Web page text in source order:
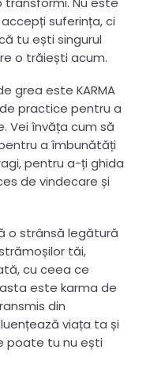
suferința, ci
tu ești singurul
o trăiești acum.
grea este KARMA
practice pentru a
Vei învăța cum să
a îmbunătăți
pentru a-ți ghida
de vindecare și
o strânsă legătură
tăi,
cu ceea ce
este karma de
din
viața ta și
poate tu nu ești